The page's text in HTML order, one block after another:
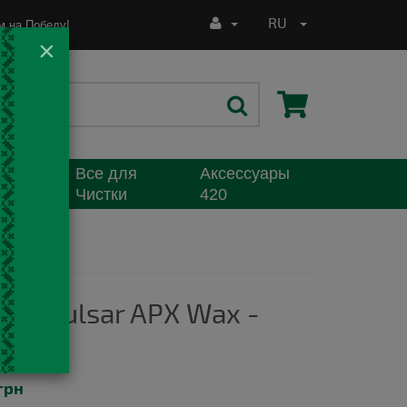
на Победу! RU
Все для
Чистки
Аксессуары
420
Pulsar APX Wax -
×